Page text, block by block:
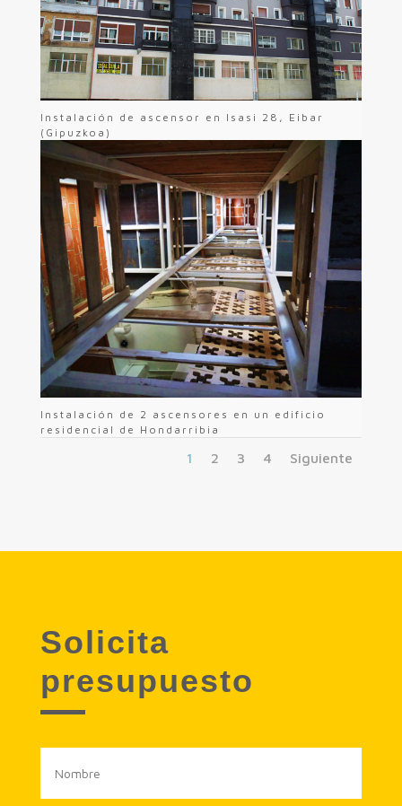
Instalación de ascensor en Isasi 28, Eibar
(Gipuzkoa)
Instalación de 2 ascensores en un edificio
residencial de Hondarribia
1 2 3 4 Siguiente
Solicita
presupuesto